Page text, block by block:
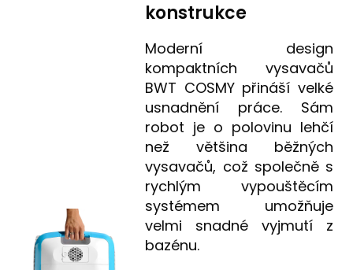
konstrukce
Moderní design
kompaktních vysavačů
BWT COSMY přináší velké
usnadnění práce. Sám
robot je o polovinu lehčí
než většina běžných
vysavačů, což společně s
rychlým vypouštěcím
systémem umožňuje
velmi snadné vyjmutí z
bazénu.